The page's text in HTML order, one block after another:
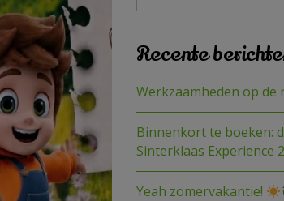
Recente
Werkzaamheden op de
Binnenkort te boeken:
Sinterklaas Experience
Yeah zomervakantie!